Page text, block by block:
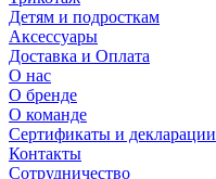
Детям и подросткам
Аксессуары
Доставка и Оплата
О нас
О бренде
О команде
Сертификаты и декларации
Контакты
Сотрудничество